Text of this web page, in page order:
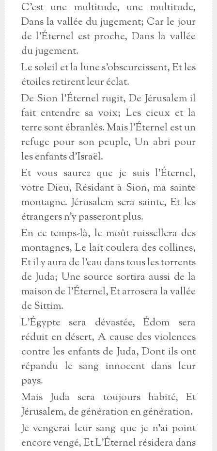
C'est une multitude, une multitude,
Dans la vallée du jugement; Car le jour
de l'Éternel est proche, Dans la vallée
du jugement.
Le soleil et la lune s'obscurcissent, Et les
étoiles retirent leur éclat.
De Sion l'Éternel rugit, De Jérusalem il
fait entendre sa voix; Les cieux et la
terre sont ébranlés. Mais l'Éternel est un
refuge pour son peuple, Un abri pour
les enfants d'Israël.
Et vous saurez que je suis l'Éternel,
votre Dieu, Résidant à Sion, ma sainte
montagne. Jérusalem sera sainte, Et les
étrangers n'y passeront plus.
En ce temps-là, le moût ruissellera des
montagnes, Le lait coulera des collines,
Et il y aura de l'eau dans tous les torrents
de Juda; Une source sortira aussi de la
maison de l'Éternel, Et arrosera la vallée
de Sittim.
L'Égypte sera dévastée, Édom sera
réduit en désert, A cause des violences
contre les enfants de Juda, Dont ils ont
répandu le sang innocent dans leur
pays.
Mais Juda sera toujours habité, Et
Jérusalem, de génération en génération.
Je vengerai leur sang que je n'ai point
encore vengé, Et L'Éternel résidera dans